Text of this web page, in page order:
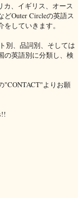
カ、イギリス、オース
どOuter Circleの英語ス
していきます。
別、品詞別、そしては
の英語別に分類し、検
"CONTACT"よりお願